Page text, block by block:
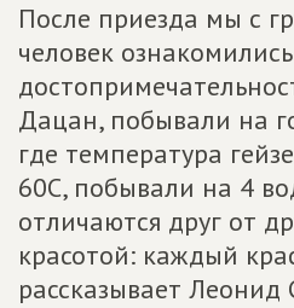
После приезда мы с
человек
Дацан, побывали на
где температура
60С, побывали на 4
отличаются друг от
красотой: каждый
рассказывает Леонид